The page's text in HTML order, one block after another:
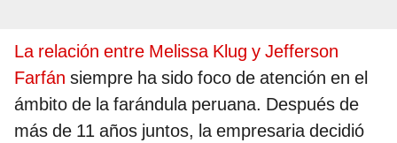
La relación entre Melissa Klug y Jefferson
Farfán siempre ha sido foco de atención en el
ámbito de la farándula peruana. Después de
más de 11 años juntos, la empresaria decidió